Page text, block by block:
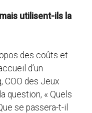
utilisent-ils la
des coûts et
d’un
COO des Jeux
question, « Quels
se passera-t-il